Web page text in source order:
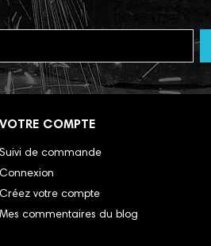
VOTRE COMPTE
Suivi de commande
Connexion
Créez votre compte
Mes commentaires du blog